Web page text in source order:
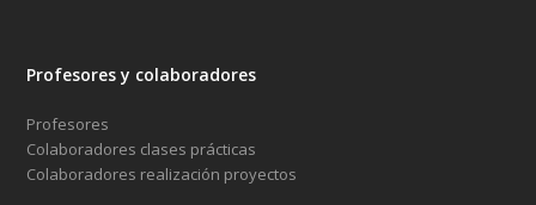
Profesores y colaboradores
Profesores
Colaboradores clases prácticas
Colaboradores realización proyectos